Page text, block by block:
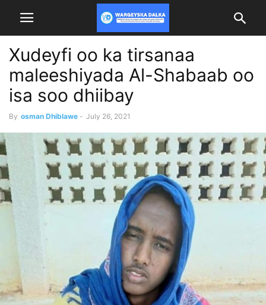
Xudeyfi oo ka tirsanaa
maleeshiyada Al-Shabaab oo
isa soo dhiibay
By osman Dhiblawe - July 26, 2021